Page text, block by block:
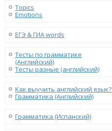
Topics
Emotions
ЕГЭ & ГИА words
Тесты по грамматике
(Английский)
Тесты разные (английский)
Как выучить английский язык?
Грамматика (Английский)
Грамматика (Испанский)